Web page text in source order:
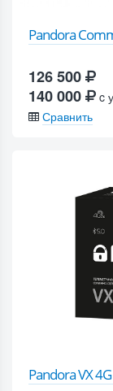
Pandora
126 500
140 000
c
Сравнить
Pandora VX